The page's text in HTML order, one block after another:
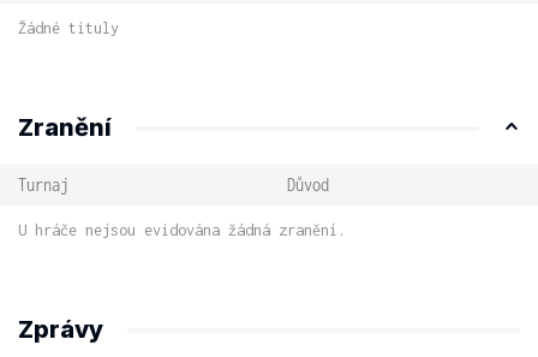
Žádné tituly
Zranění
Turnaj Důvod
U hráče nejsou evidována žádná zranění.
Zprávy